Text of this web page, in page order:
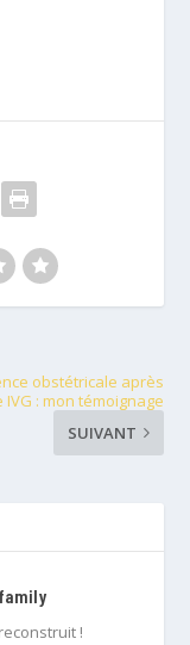
obstétricale après
IVG : mon témoignage
SUIVANT
!